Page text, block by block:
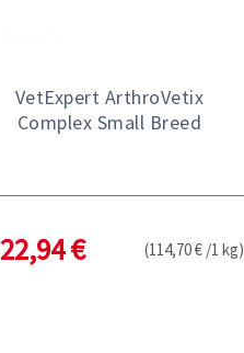
VetExpert ArthroVetix
Complex Small Breed
22,94 € (114,70 € /1 kg)